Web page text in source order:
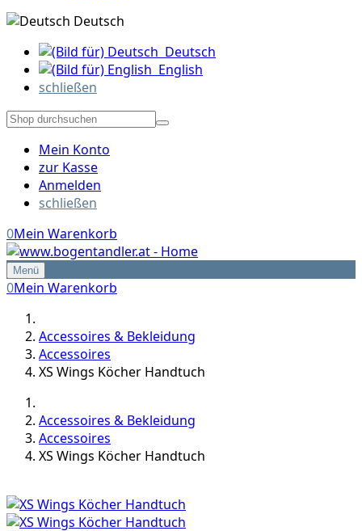
Deutsch
Deutsch
English
schließen
Mein Konto
zur Kasse
Anmelden
schließen
0Mein Warenkorb
Menü
0Mein Warenkorb
Accessoires & Bekleidung
Accessoires
XS Wings Köcher Handtuch
Accessoires & Bekleidung
Accessoires
XS Wings Köcher Handtuch